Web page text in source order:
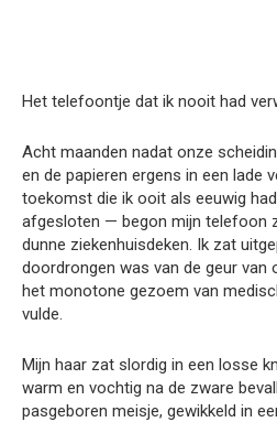
Het telefoontje dat ik nooit had
Acht maanden nadat onze
en de papieren ergens in een lade
toekomst die ik ooit als eeuwig
afgesloten — begon mijn telefoon
dunne ziekenhuisdeken. Ik zat
doordrongen was van de geur van
het monotone gezoem van
vulde.
Mijn haar zat slordig in een losse
warm en vochtig na de zware
pasgeboren meisje, gewikkeld in